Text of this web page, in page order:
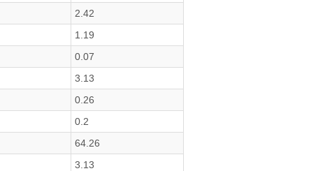
2.42
1.19
0.07
3.13
0.26
0.2
64.26
3.13